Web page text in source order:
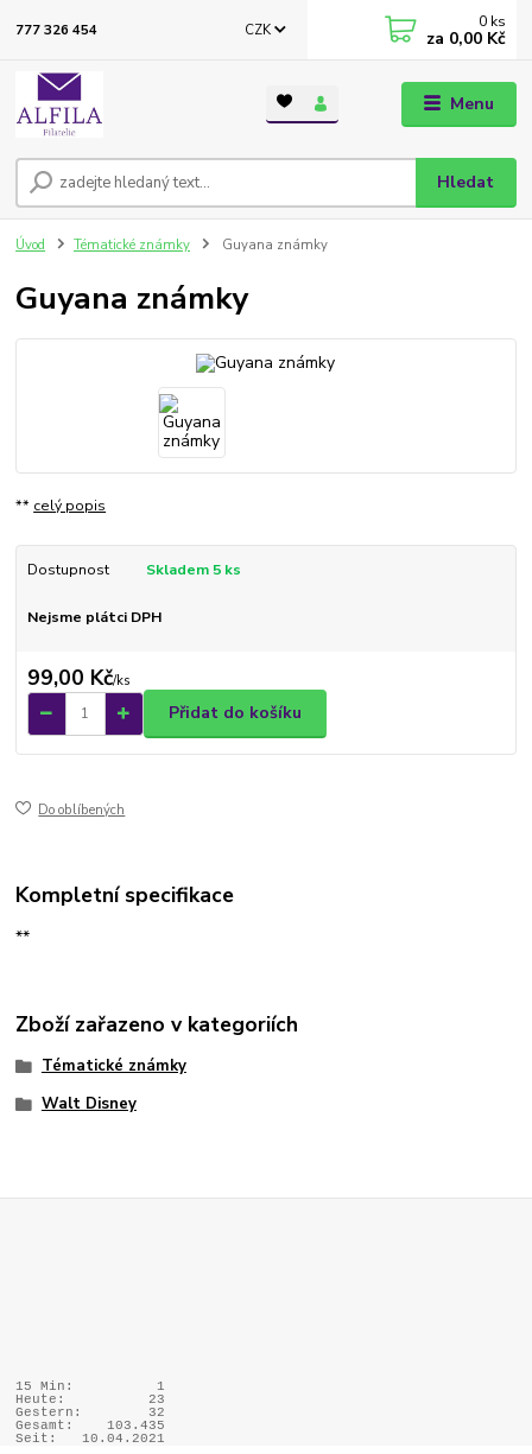
Menu
CZK
Hledat
777 326 454 0 ks
za 0,00 Kč
Úvod Tématické známky Guyana známky
Guyana známky
** celý popis
Dostupnost Skladem 5 ks
Nejsme plátci DPH
99,00 Kč/ks
Přidat do košíku
Do oblíbených
Kompletní specifikace
**
Zboží zařazeno v kategoriích
Tématické známky
Walt Disney
15 Min:
1
Heute:
23
Gestern:
32
Gesamt:
103.435
Seit:
10.04.2021